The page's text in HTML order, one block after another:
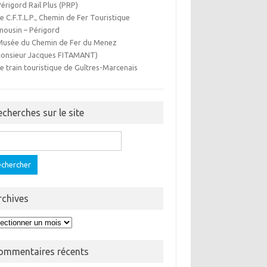
Rail Plus (PRP)
C.F.T.L.P., Chemin de Fer Touristique
– Périgord
du Chemin de Fer du Menez
Jacques FITAMANT)
train touristique de Guîtres-Marcenais
sur le site
récents